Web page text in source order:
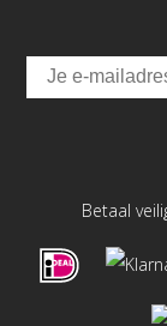
Email
Betaal